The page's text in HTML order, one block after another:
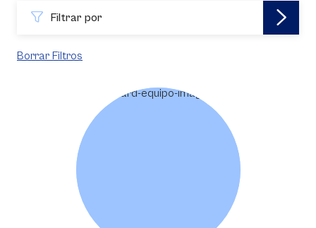
Filtrar por
Borrar Filtros